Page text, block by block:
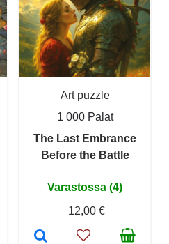
Art puzzle
1 000 Palat
The Last Embrance
Before the Battle
Varastossa (4)
12,00 €